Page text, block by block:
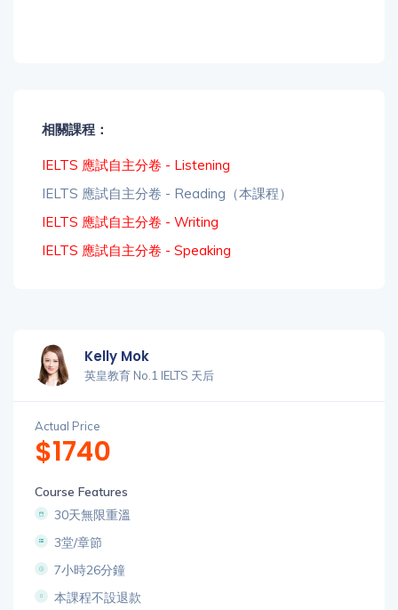
相關課程：
IELTS 應試自主分卷 - Listening
IELTS 應試自主分卷 - Reading（本課程）
IELTS 應試自主分卷 - Writing
IELTS 應試自主分卷 - Speaking
Kelly Mok
英皇教育 No.1 IELTS 天后
Actual Price
$1740
Course Features
30天無限重溫
3堂/章節
7小時26分鐘
本課程不設退款